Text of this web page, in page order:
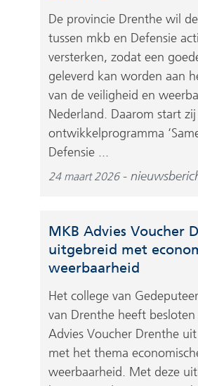
De provincie Drenthe wil
tussen mkb en Defensie
versterken, zodat een
geleverd kan worden aan
van de veiligheid en
Nederland. Daarom start
ontwikkelprogramma
Defensie ...
24 maart 2026
MKB Advies Voucher
uitgebreid met
weerbaarheid
Het college van
van Drenthe heeft besloten
Advies Voucher Drenthe
met het thema
weerbaarheid. Met deze